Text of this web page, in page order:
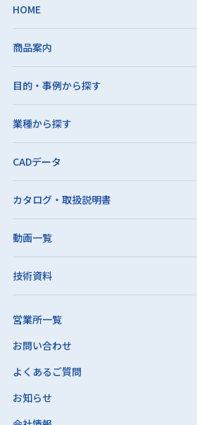
HOME
商品案内
目的・事例から探す
業種から探す
CADデータ
カタログ・取扱説明書
動画一覧
技術資料
営業所一覧
お問い合わせ
よくあるご質問
お知らせ